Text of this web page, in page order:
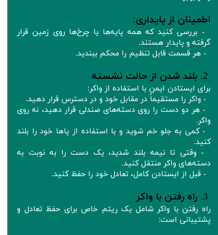
اطمینان از پایداری:
- بررسی کنید که همه پایه‌ها یا چرخ‌ها روی زمین قرار
گرفته و پایدار هستند.
- هر قسمت قابل تنظیم را محکم ببندید.
بلند شدن از حالت نشسته
برای ایستادن ایمن با استفاده از واکر:
- واکر را مستقیماً در مقابل خود و در دسترس قرار دهید.
- هر دو دست را روی دسته‌های صندلی قرار دهید، نه روی
واکر.
- کمی به جلو خم شوید و با استفاده از پاها خود را بلند
کنید.
- وقتی تا نیمه بلند شدید، یک دست را به نوبت به
دسته‌های واکر منتقل کنید.
- قبل از ایستادن کامل، تعادل خود را حفظ کنید.
3. راه رفتن با واکر
راه رفتن با واکر شامل یک ریتم خاص برای حفظ تعادل و
پشتیبانی است: